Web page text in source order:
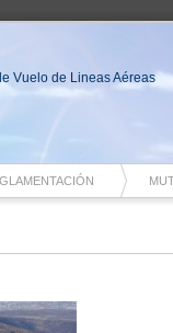
Vuelo de Lineas Aéreas